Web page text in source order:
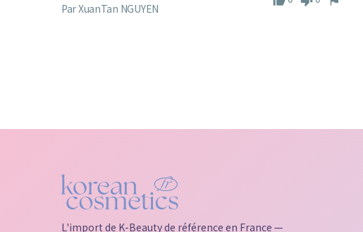
Par XuanTan NGUYEN
L'import de K-Beauty de référence en France —